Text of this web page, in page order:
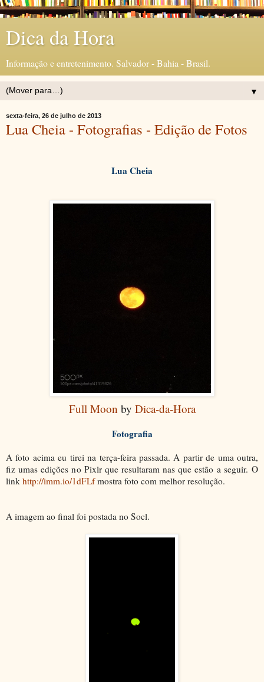
Dica da Hora
Informação e entretenimento. Salvador - Bahia - Brasil.
▼
sexta-feira, 26 de julho de 2013
Lua Cheia - Fotografias - Edição de Fotos
Lua Cheia
Full Moon by Dica-da-Hora
Fotografia
A foto acima eu tirei na terça-feira passada. A partir de uma outra,
fiz umas edições no Pixlr que resultaram nas que estão a seguir. O
link http://imm.io/1dFLfmostra foto com melhor resolução.
A imagem ao final foi postada no Socl.